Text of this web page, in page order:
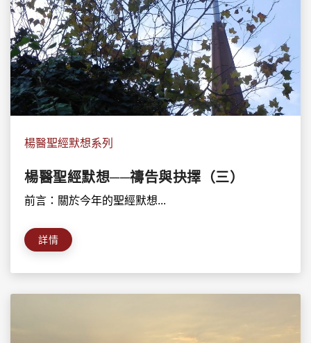
楊醫聖經默想系列
楊醫聖經默想──禱告與抉擇（三）
前言：關於今年的聖經默想...
詳情